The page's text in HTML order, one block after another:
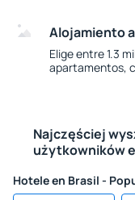
Alojamiento
Elige entre 1.3
apartamentos,
Najczęściej
użytkowników
Hotele en Brasil -